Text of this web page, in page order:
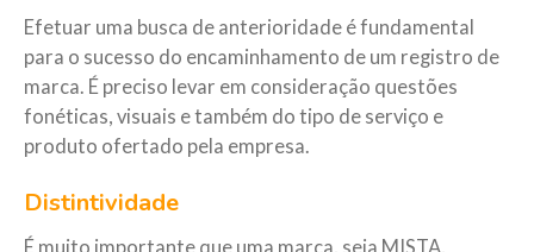
Efetuar uma busca de anterioridade é fundamental
para o sucesso do encaminhamento de um registro de
marca. É preciso levar em consideração questões
fonéticas, visuais e também do tipo de serviço e
produto ofertado pela empresa.
Distintividade
É muito importante que uma marca, seja MISTA,